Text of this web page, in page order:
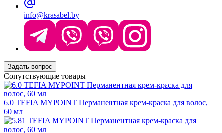
info@krasabel.by
Задать вопрос
Сопутствующие товары
6.0 TEFIA MYPOINT Перманентная крем-краска для волос,
60 мл